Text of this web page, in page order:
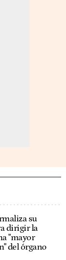
su
dirigir la
"mayor
del órgano